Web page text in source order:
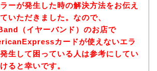
ラーが発生した時の解決方法をお伝え
いただきました。なので、
（イヤーバンド）のお店で
カードが使えないエラ
生して困っている人は参考にしてい
ると幸いです。